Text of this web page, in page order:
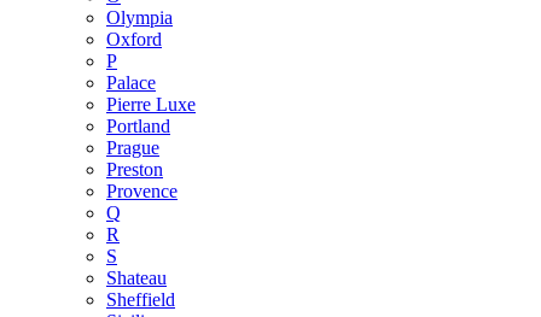
Olympia
Oxford
P
Palace
Pierre Luxe
Portland
Prague
Preston
Provence
Q
R
S
Shateau
Sheffield